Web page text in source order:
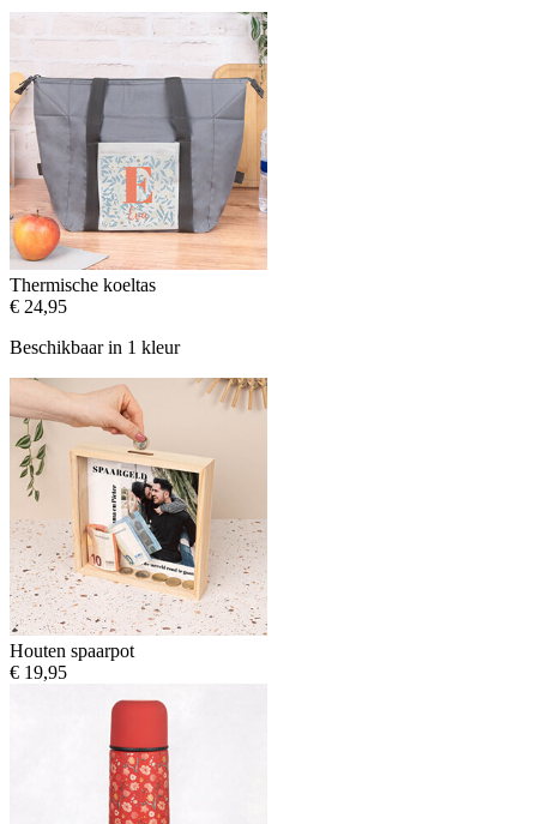
Thermische koeltas
€ 24,95
Beschikbaar in 1 kleur
Houten spaarpot
€ 19,95